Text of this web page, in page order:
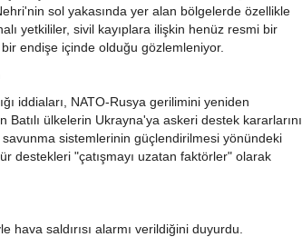
sol yakasında yer alan bölgelerde özellikle
yetkililer, sivil kayıplara ilişkin henüz resmi bir
endişe içinde olduğu gözlemleniyor.
iddiaları, NATO-Rusya gerilimini yeniden
ülkelerin Ukrayna'ya askeri destek kararlarını
sistemlerinin güçlendirilmesi yönündeki
destekleri "çatışmayı uzatan faktörler" olarak
saldırısı alarmı verildiğini duyurdu.